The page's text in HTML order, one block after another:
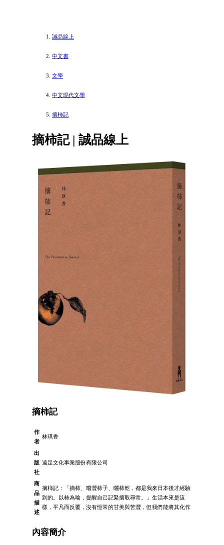
誠品線上
中文書
文學
中文現代文學
摘柿記
摘柿記 | 誠品線上
摘柿記
作
者
林琪香
出
版
社
遠足文化事業股份有限公司
商
品
描
述
摘柿記：「摘柿、嚐澀柿子、曬柿乾，都是我來日本後才經驗
到的。以柿為喻，提醒自己記緊摘取尋常。」生活本來是這
樣，平凡而反覆，沒有恆常的甘美與苦澀，但我們能將其化作
內容簡介